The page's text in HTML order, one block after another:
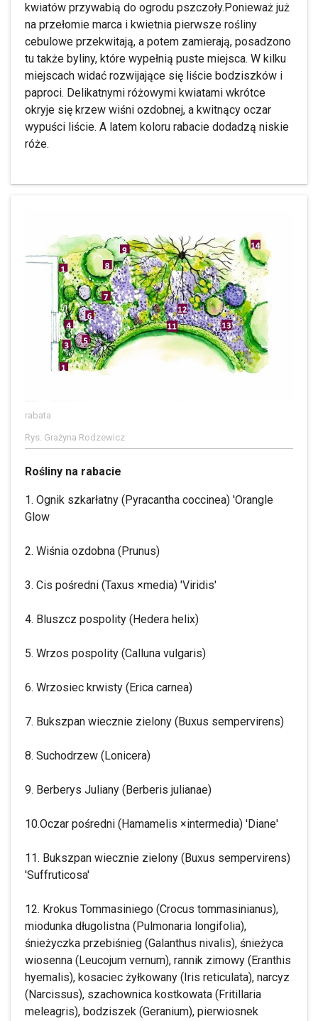
kwiatów przywabią do ogrodu pszczoły.Ponieważ już
na przełomie marca i kwietnia pierwsze rośliny
cebulowe przekwitają, a potem zamierają, posadzono
tu także byliny, które wypełnią puste miejsca. W kilku
miejscach widać rozwijające się liście bodziszków i
paproci. Delikatnymi różowymi kwiatami wkrótce
okryje się krzew wiśni ozdobnej, a kwitnący oczar
wypuści liście. A latem koloru rabacie dodadzą niskie
róże.
rabata
Rys. Grażyna Rodzewicz
Rośliny na rabacie
1. Ognik szkarłatny (Pyracantha coccinea) 'Orangle
Glow
2. Wiśnia ozdobna (Prunus)
3. Cis pośredni (Taxus ×media) 'Viridis'
4. Bluszcz pospolity (Hedera helix)
5. Wrzos pospolity (Calluna vulgaris)
6. Wrzosiec krwisty (Erica carnea)
7. Bukszpan wiecznie zielony (Buxus sempervirens)
8. Suchodrzew (Lonicera)
9. Berberys Juliany (Berberis julianae)
10.Oczar pośredni (Hamamelis ×intermedia) 'Diane'
11. Bukszpan wiecznie zielony (Buxus sempervirens)
'Suffruticosa'
12. Krokus Tommasiniego (Crocus tommasinianus),
miodunka długolistna (Pulmonaria longifolia),
śnieżyczka przebiśnieg (Galanthus nivalis), śnieżyca
wiosenna (Leucojum vernum), rannik zimowy (Eranthis
hyemalis), kosaciec żyłkowany (Iris reticulata), narcyz
(Narcissus), szachownica kostkowata (Fritillaria
meleagris), bodziszek (Geranium), pierwiosnek